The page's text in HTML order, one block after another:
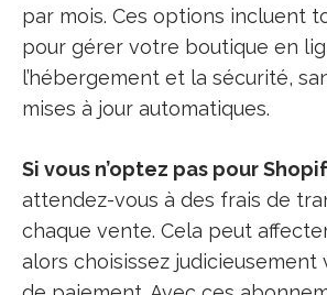
par mois. Ces options incluent
pour gérer votre boutique en
l’hébergement et la sécurité,
mises à jour automatiques.
Si vous n’optez pas pour
attendez-vous à des frais de
chaque vente. Cela peut
alors choisissez